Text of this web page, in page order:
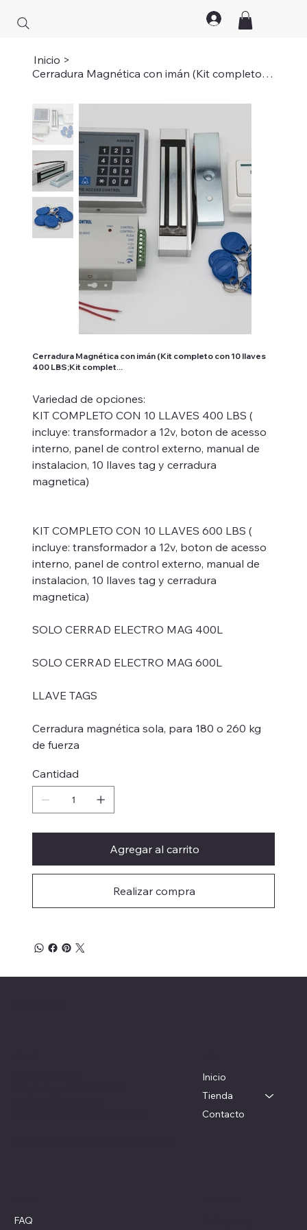
Inicio >
Cerradura Magnética con imán (Kit completo con 10 llaves 400 LBS;Kit complet...
Cerradura Magnética con imán (Kit completo con 10 llaves
400 LBS;Kit complet...
Variedad de opciones:
KIT COMPLETO CON 10 LLAVES 400 LBS (
incluye: transformador a 12v, boton de acesso
interno, panel de control externo, manual de
instalacion, 10 llaves tag y cerradura
magnetica)
KIT COMPLETO CON 10 LLAVES 600 LBS (
incluye: transformador a 12v, boton de acesso
interno, panel de control externo, manual de
instalacion, 10 llaves tag y cerradura
magnetica)
SOLO CERRAD ELECTRO MAG 400L
SOLO CERRAD ELECTRO MAG 600L
LLAVE TAGS
Cerradura magnética sola, para 180 o 260 kg
de fuerza
Cantidad
Agregar al carrito
Realizar compra
Inicio
Tienda
Contacto
FAQ